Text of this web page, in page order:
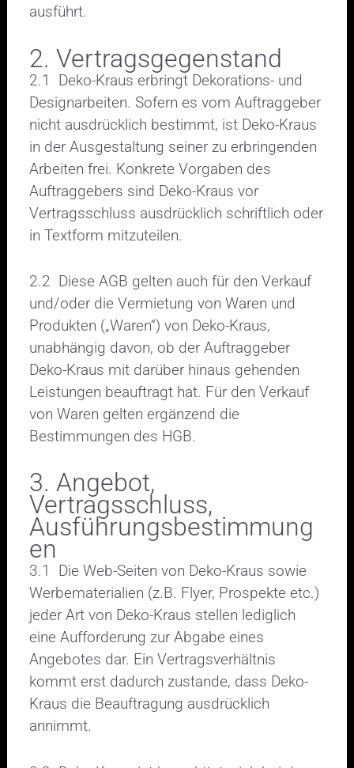
ausführt.
2. Vertragsgegenstand
2.1 Deko-Kraus erbringt Dekorations- und
Designarbeiten. Sofern es vom Auftraggeber
nicht ausdrücklich bestimmt, ist Deko-Kraus
in der Ausgestaltung seiner zu erbringenden
Arbeiten frei. Konkrete Vorgaben des
Auftraggebers sind Deko-Kraus vor
Vertragsschluss ausdrücklich schriftlich oder
in Textform mitzuteilen.
2.2 Diese AGB gelten auch für den Verkauf
und/oder die Vermietung von Waren und
Produkten („Waren“) von Deko-Kraus,
unabhängig davon, ob der Auftraggeber
Deko-Kraus mit darüber hinaus gehenden
Leistungen beauftragt hat. Für den Verkauf
von Waren gelten ergänzend die
Bestimmungen des HGB.
3. Angebot,
Vertragsschluss,
Ausführungsbestimmung
en
3.1 Die Web-Seiten von Deko-Kraus sowie
Werbematerialien (z.B. Flyer, Prospekte etc.)
jeder Art von Deko-Kraus stellen lediglich
eine Aufforderung zur Abgabe eines
Angebotes dar. Ein Vertragsverhältnis
kommt erst dadurch zustande, dass Deko-
Kraus die Beauftragung ausdrücklich
annimmt.